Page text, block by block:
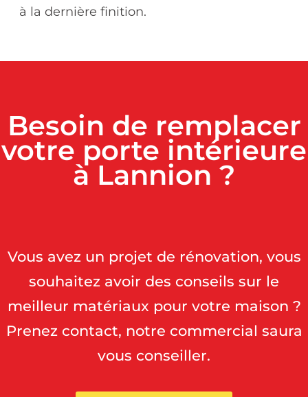
à la dernière finition.
Besoin de remplacer
votre porte intérieure
à Lannion ?
Vous avez un projet de rénovation, vous
souhaitez avoir des conseils sur le
meilleur matériaux pour votre maison ?
Prenez contact, notre commercial saura
vous conseiller.